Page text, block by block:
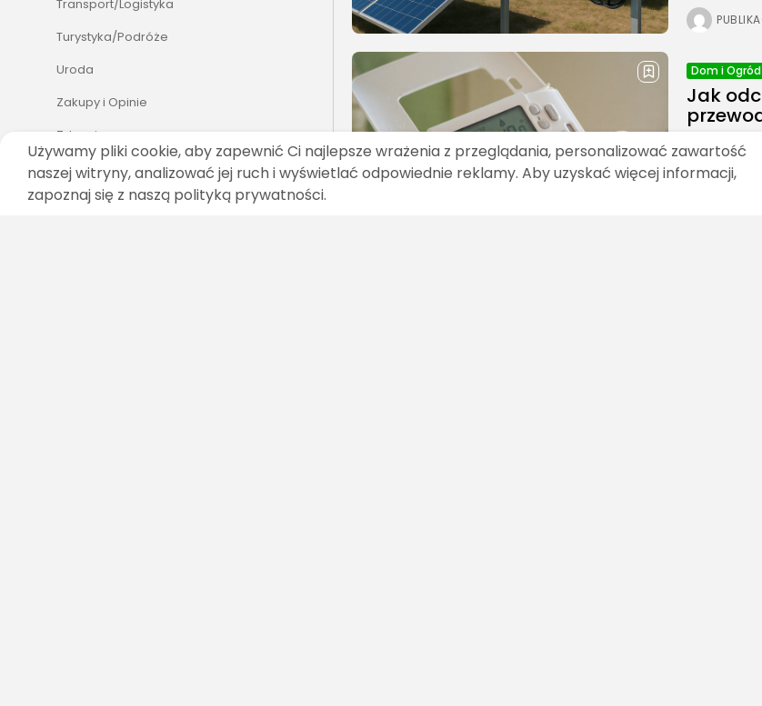
Dom i Ogród
Jak
Zanim
wiedzieć,
Polsce
Transport/Logistyka
Turystyka/Podróże
Uroda
Zakupy i Opinie
Zdrowie
Zoologia/Rolnictwo/Leśnictwo
SZUKAJ
Używamy pliki cookie, aby zapewnić Ci najlepsze wrażenia z przeglądania, personalizować zawartość
naszej witryny, analizować jej ruch i wyświetlać odpowiednie reklamy. Aby uzyskać więcej informacji,
zapoznaj się z naszą polityką prywatności.